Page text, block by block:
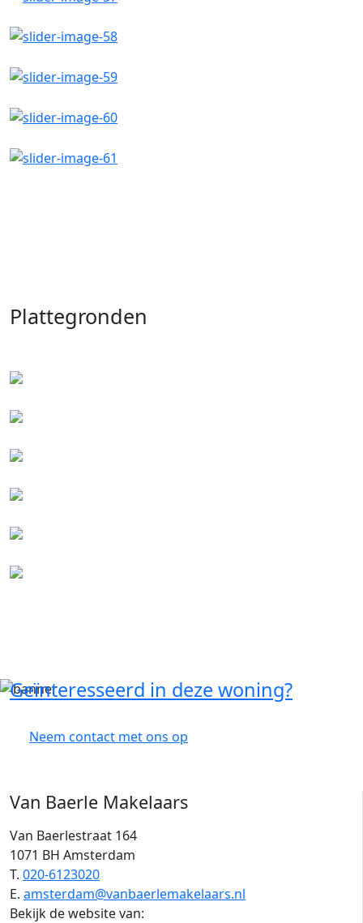
Plattegronden
Geïnteresseerd in deze woning?
Neem contact met ons op
Van Baerle Makelaars
Van Baerlestraat 164
1071 BH Amsterdam
T. 020-6123020
E. amsterdam@vanbaerlemakelaars.nl
Bekijk de website van: